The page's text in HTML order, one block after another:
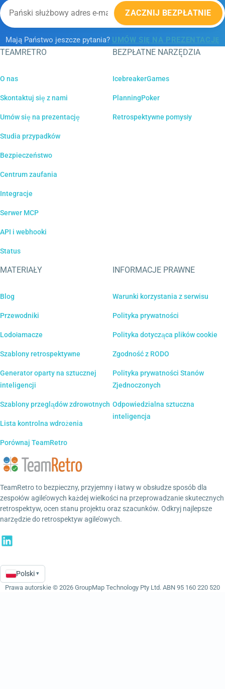
ZACZNIJ BEZPŁATNIE
Mają Państwo jeszcze pytania? UMÓW SIĘ NA PREZENTACJĘ
TEAMRETRO
O nas
Skontaktuj się z nami
Umów się na prezentację
Studia przypadków
Bezpieczeństwo
Centrum zaufania
Integracje
Serwer MCP
API i webhooki
Status
BEZPŁATNE NARZĘDZIA
IcebreakerGames
PlanningPoker
Retrospektywne pomysły
MATERIAŁY
Blog
Przewodniki
Lodołamacze
Szablony retrospektywne
Generator oparty na sztucznej
inteligencji
Szablony przeglądów zdrowotnych
Lista kontrolna wdrożenia
Porównaj TeamRetro
INFORMACJE PRAWNE
Warunki korzystania z serwisu
Polityka prywatności
Polityka dotycząca plików cookie
Zgodność z RODO
Polityka prywatności Stanów
Zjednoczonych
Odpowiedzialna sztuczna
inteligencja
TeamRetro to bezpieczny, przyjemny i łatwy w obsłudze sposób dla
zespołów agile’owych każdej wielkości na przeprowadzanie skutecznych
retrospektyw, ocen stanu projektu oraz szacunków. Odkryj najlepsze
narzędzie do retrospektyw agile’owych.
Language
Polski ▾
Prawa autorskie © 2026 GroupMap Technology Pty Ltd. ABN 95 160 220 520